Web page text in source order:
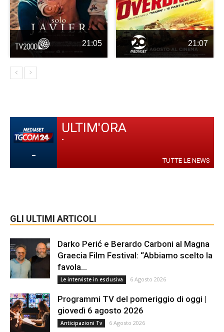
21:05 21:07
-
ULTIM'ORA
-
TUTTE LE NEWS
GLI ULTIMI ARTICOLI
Darko Perić e Berardo Carboni al Magna
Graecia Film Festival: “Abbiamo scelto la
favola...
Le interviste in esclusiva 6 Agosto 2026
Programmi TV del pomeriggio di oggi |
giovedì 6 agosto 2026
Anticipazioni Tv 6 Agosto 2026